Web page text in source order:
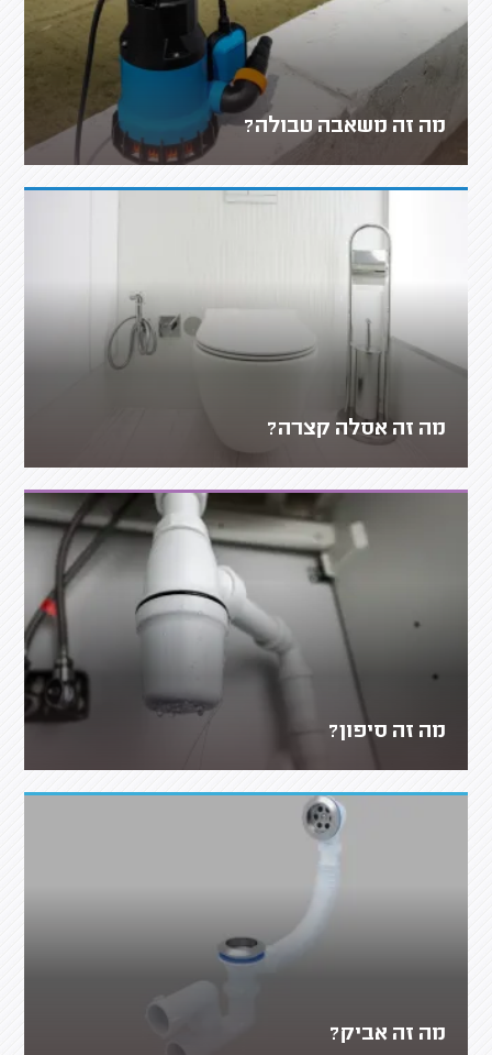
מה זה משאבה טבולה?
מה זה אסלה קצרה?
מה זה סיפון?
מה זה אביק?